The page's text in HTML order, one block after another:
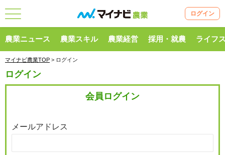
ログイン
農業ニュース 農業スキル 農業経営 採用・就農 ライフ
マイナビ農業TOP > ログイン
ログイン
会員ログイン
メールアドレス